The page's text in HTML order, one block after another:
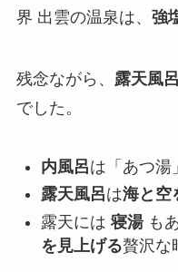
界 出雲の温泉は、 強
残念ながら、 露天風
でした。
内風呂は「あつ湯
露天風呂は海と空
露天には 寝湯もあ
を見上げる贅沢な